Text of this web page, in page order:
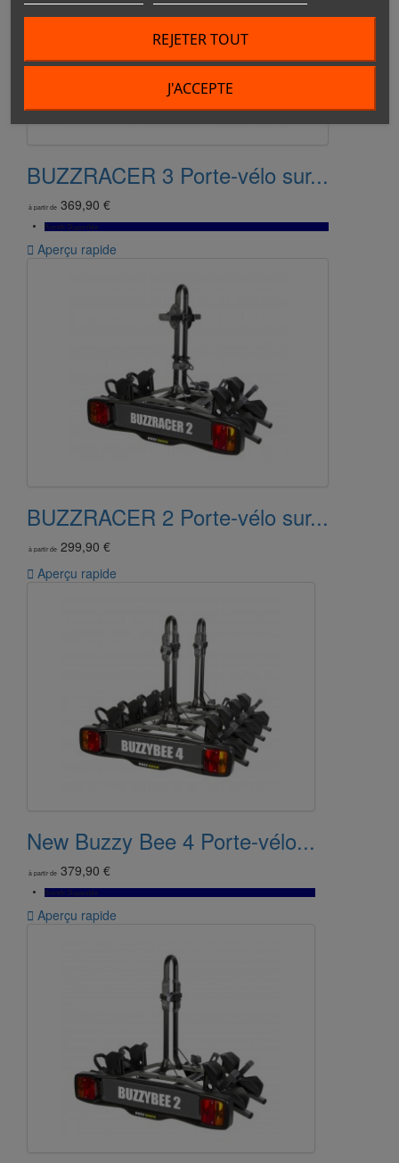
BUZZRACER 3 Porte-vélo sur...
à partir de 369,90 €
Bientôt Disponible
 Aperçu rapide
BUZZRACER 2 Porte-vélo sur...
à partir de 299,90 €
 Aperçu rapide
New Buzzy Bee 4 Porte-vélo...
à partir de 379,90 €
Bientôt Disponible
 Aperçu rapide
REJETER TOUT
J'ACCEPTE